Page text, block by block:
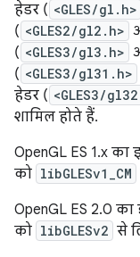
हेडर ( <GLES/gl.h>
( <GLES2/gl2.h>
( <GLES3/gl3.h>
( <GLES3/gl31.h>
हेडर ( <GLES3/
शामिल होते हैं.
OpenGL ES 1.x
को libGLESv1_CM
OpenGL ES 2.0
को libGLESv2 से